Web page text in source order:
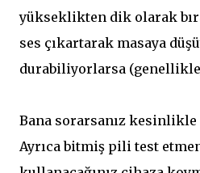
yükseklikten dik olarak
ses çıkartarak masaya
durabiliyorlarsa
Bana sorarsanız
Ayrıca bitmiş pili test